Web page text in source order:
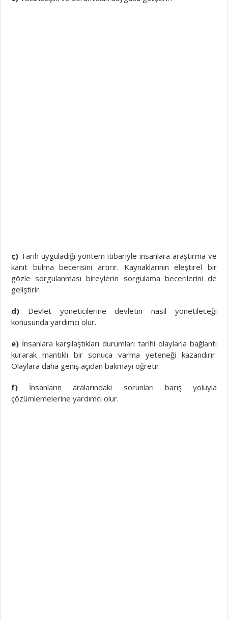
ç) Tarih uyguladığı yöntem itibariyle insanlara araştırma ve
kanıt bulma becerisini artırır. Kaynaklarının eleştirel bir
gözle sorgulanması bireylerin sorgulama becerilerini de
geliştirir.
d) Devlet yöneticilerine devletin nasıl yönetileceği
konusunda yardımcı olur.
e) İnsanlara karşılaştıkları durumları tarihi olaylarla bağlantı
kurarak mantıklı bir sonuca varma yeteneği kazandırır.
Olaylara daha geniş açıdan bakmayı öğretir.
f) İnsanların aralarındaki sorunları barış yoluyla
çözümlemelerine yardımcı olur.